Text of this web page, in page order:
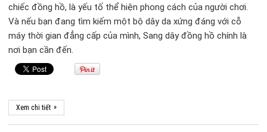
chiếc đồng hồ, là yếu tố thể hiện phong cách của người chơi.
Và nếu bạn đang tìm kiếm một bộ dây da xứng đáng với cỗ
máy thời gian đẳng cấp của mình, Sang dây đồng hồ chính là
nơi bạn cần đến.
Xem chi tiết »